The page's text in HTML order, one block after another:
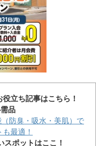
立ち記事はこちら！
品
防臭・吸水・美肌）で
最適！
ポットはここ！